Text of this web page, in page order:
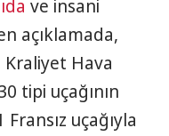
ve insani
açıklamada,
Kraliyet Hava
tipi uçağının
Fransız uçağıyla